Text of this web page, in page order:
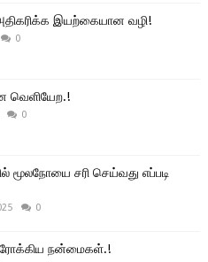
இயற்கையான வழி!
0
வெளியேற.!
0
மூலநோயை சரி செய்வது எப்படி
0
நன்மைகள்.!